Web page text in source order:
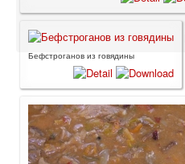
Бефстроганов из говядины